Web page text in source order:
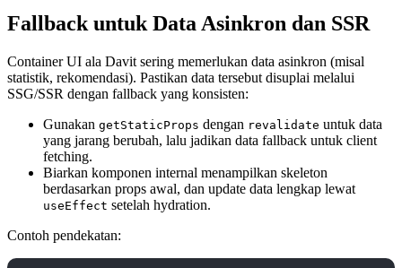
Fallback untuk Data Asinkron dan SSR
Container UI ala Davit sering memerlukan data asinkron (misal
statistik, rekomendasi). Pastikan data tersebut disuplai melalui
SSG/SSR dengan fallback yang konsisten:
Gunakan getStaticProps dengan revalidate untuk data
yang jarang berubah, lalu jadikan data fallback untuk client
fetching.
Biarkan komponen internal menampilkan skeleton
berdasarkan props awal, dan update data lengkap lewat
useEffect setelah hydration.
Contoh pendekatan: